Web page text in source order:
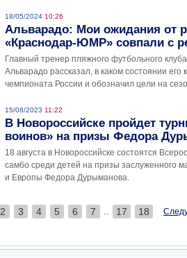
18/05/2024 10:26
Альварадо: Мои ожидания от
«Краснодар-ЮМР» совпали с
Главный тренер пляжного футбольного
Альварадо рассказал, в каком состоянии его
чемпионата России и обозначил цели на
15/08/2023 11:22
В Новороссийске пройдет
воинов» на призы Федора
18 августа в Новороссийске состоятся
самбо среди детей на призы заслуженного
и Европы Федора Дурыманова.
2 3 4 5 6 7 17 18